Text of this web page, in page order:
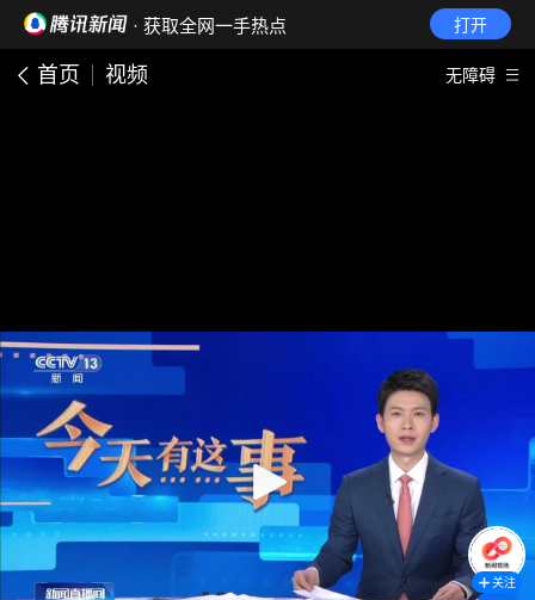
· 获取全网一手热点 打开
首页 视频 无障碍
关注